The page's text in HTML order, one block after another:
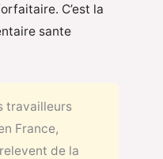
C’est la
sante
travailleurs
France,
de la